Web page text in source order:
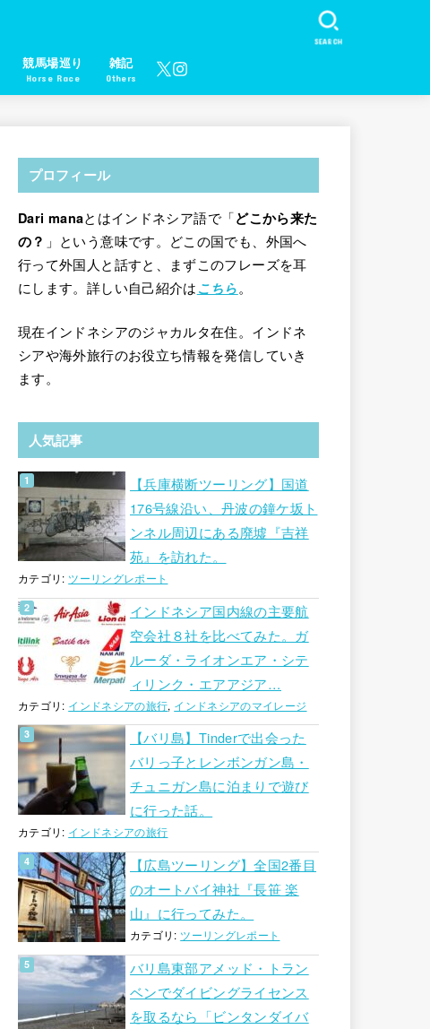
競馬場巡り
Horse Race
雑記
Others
SEARCH
プロフィール
Dari manaとはインドネシア語で「どこから来た
の？ 」という意味です。どこの国でも、外国へ
行って外国人と話すと、まずこのフレーズを耳
にします。詳しい自己紹介は こちら 。
現在インドネシアのジャカルタ在住。インドネ
シアや海外旅行のお役立ち情報を発信していき
ます。
人気記事
【兵庫横断ツーリング】国道
176号線沿い、丹波の鐘ケ坂ト
ンネル周辺にある廃墟『吉祥
苑』を訪れた。
カテゴリ: ツーリングレポート
インドネシア国内線の主要航
空会社８社を比べてみた。ガ
ルーダ・ライオンエア・シテ
ィリンク・エアアジア…
カテゴリ: インドネシアの旅行, インドネシアのマイレージ
【バリ島】Tinderで出会った
バリっ子とレンボンガン島・
チュニガン島に泊まりで遊び
に行った話。
カテゴリ: インドネシアの旅行
【広島ツーリング】全国2番目
のオートバイ神社『長笹 楽
山』に行ってみた。
カテゴリ: ツーリングレポート
バリ島東部アメッド・トラン
ベンでダイビングライセンス
を取るなら「ビンタンダイバ